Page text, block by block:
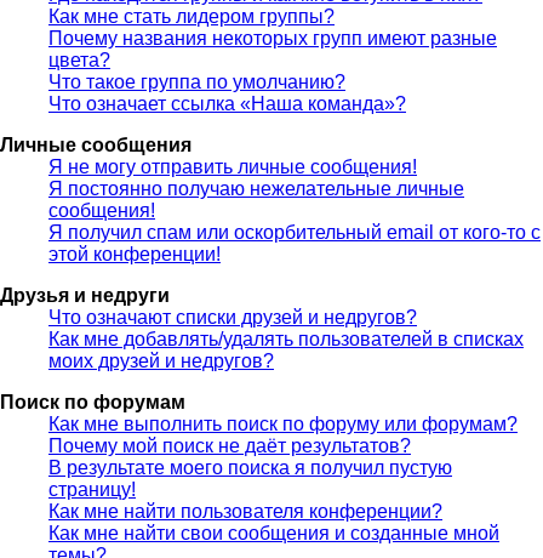
Как мне стать лидером группы?
Почему названия некоторых групп имеют разные
цвета?
Что такое группа по умолчанию?
Что означает ссылка «Наша команда»?
Личные сообщения
Я не могу отправить личные сообщения!
Я постоянно получаю нежелательные личные
сообщения!
Я получил спам или оскорбительный email от кого-то с
этой конференции!
Друзья и недруги
Что означают списки друзей и недругов?
Как мне добавлять/удалять пользователей в списках
моих друзей и недругов?
Поиск по форумам
Как мне выполнить поиск по форуму или форумам?
Почему мой поиск не даёт результатов?
В результате моего поиска я получил пустую
страницу!
Как мне найти пользователя конференции?
Как мне найти свои сообщения и созданные мной